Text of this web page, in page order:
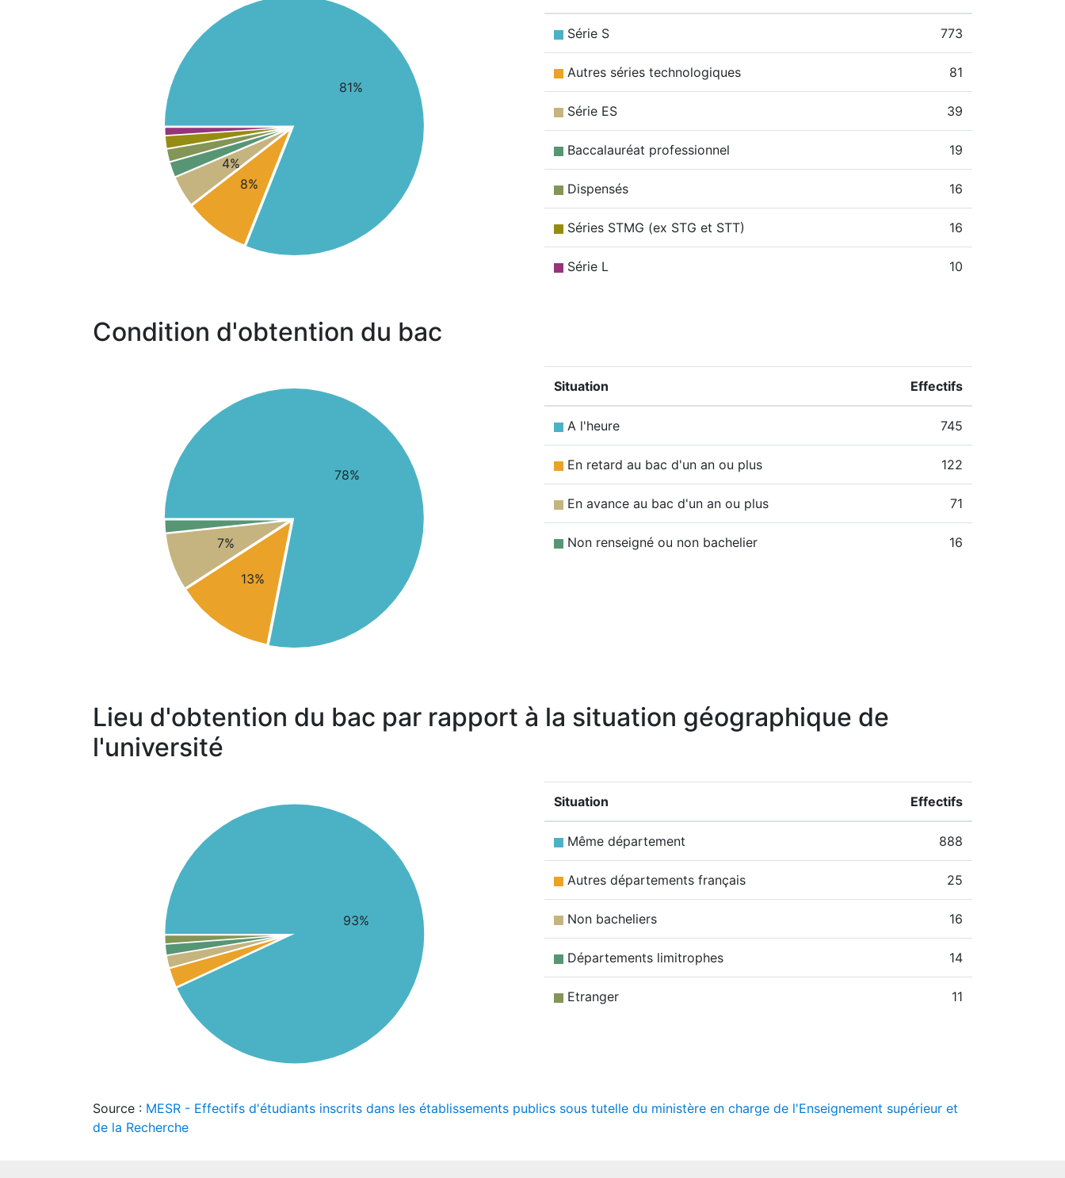
81%
8%
4%
Série S 773
Autres séries technologiques 81
Série ES 39
Baccalauréat professionnel 19
Dispensés 16
Séries STMG (ex STG et STT) 16
Série L 10
Condition d'obtention du bac
78%
13%
7%
Situation Effectifs
A l'heure 745
En retard au bac d'un an ou plus 122
En avance au bac d'un an ou plus 71
Non renseigné ou non bachelier 16
Lieu d'obtention du bac par rapport à la situation géographique de
l'université
93%
Situation Effectifs
Même département 888
Autres départements français 25
Non bacheliers 16
Départements limitrophes 14
Etranger 11
Source : MESR - Effectifs d'étudiants inscrits dans les établissements publics sous tutelle du ministère en charge de l'Enseignement supérieur et
de la Recherche